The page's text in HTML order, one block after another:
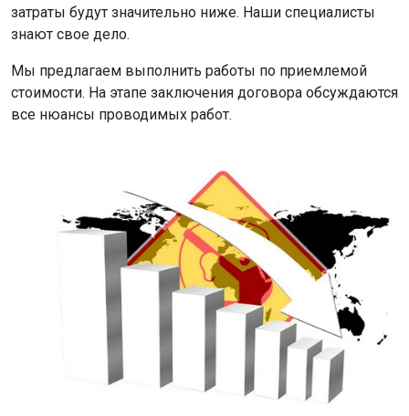
затраты будут значительно ниже. Наши специалисты
знают свое дело.
Мы предлагаем выполнить работы по приемлемой
стоимости. На этапе заключения договора обсуждаются
все нюансы проводимых работ.